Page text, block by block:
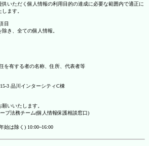
供いただく個人情報の利用目的の達成に必要な範囲内で適正に
ます。
目
き、全ての個人情報。
を有する者の名称、住所、代表者等
3 品川インターシティC棟
いいたします。
プ法務チーム(個人情報保護相談窓口)
始は除く) 10:00~16:00